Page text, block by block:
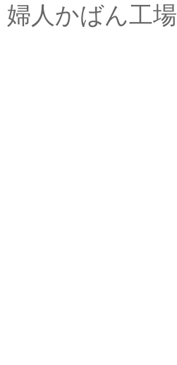
婦人かばん工場